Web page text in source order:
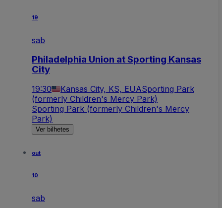
19
sab
Philadelphia Union at Sporting Kansas
City
19:30 Kansas City, KS, EUASporting Park
(formerly Children's Mercy Park)
Sporting Park (formerly Children's Mercy
Park)
Ver bilhetes
out
10
sab